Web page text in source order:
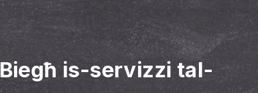
Biegħ is-servizzi tal-